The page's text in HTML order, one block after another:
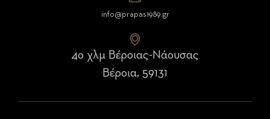
info@prapas1989.gr
4ο χλμ Βέροιας-Νάουσας
Βέροια, 59131